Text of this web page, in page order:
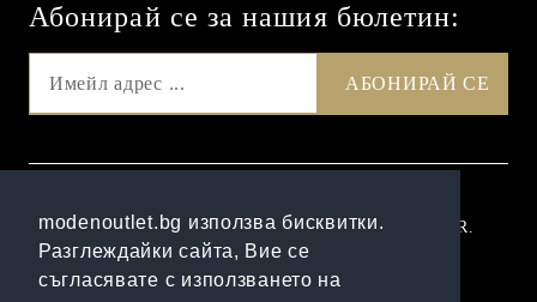
modenoutlet.bg използва бисквитки.
Разглеждайки сайта, Вие се
съгласявате с използването на
Абонирай се за нашия бюлетин:
Нашият онлайн магазин е 100% съобразен с GDPR.
Прочетете нашата политика